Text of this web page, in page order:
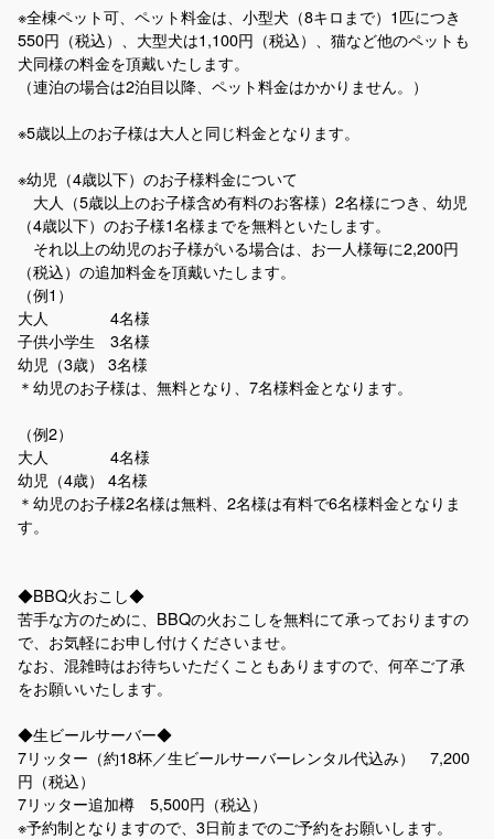
※全棟ペット可、ペット料金は、小型犬（8キロまで）1匹につき
550円（税込）、大型犬は1,100円（税込）、猫など他のペットも
犬同様の料金を頂戴いたします。
（連泊の場合は2泊目以降、ペット料金はかかりません。）
※5歳以上のお子様は大人と同じ料金となります。
※幼児（4歳以下）のお子様料金について
大人（5歳以上のお子様含め有料のお客様）2名様につき、幼児
（4歳以下）のお子様1名様までを無料といたします。
それ以上の幼児のお子様がいる場合は、お一人様毎に2,200円
（税込）の追加料金を頂戴いたします。
（例1）
大人 4名様
子供小学生 3名様
幼児（3歳） 3名様
＊幼児のお子様は、無料となり、7名様料金となります。
（例2）
大人 4名様
幼児（4歳） 4名様
＊幼児のお子様2名様は無料、2名様は有料で6名様料金となりま
す。
◆BBQ火おこし◆
苦手な方のために、BBQの火おこしを無料にて承っておりますの
で、お気軽にお申し付けくださいませ。
なお、混雑時はお待ちいただくこともありますので、何卒ご了承
をお願いいたします。
◆生ビールサーバー◆
7リッター（約18杯／生ビールサーバーレンタル代込み） 7,200
円（税込）
7リッター追加樽 5,500円（税込）
※予約制となりますので、3日前までのご予約をお願いします。